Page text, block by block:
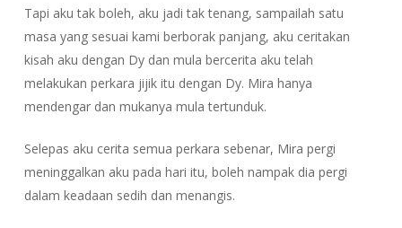
Tapi aku tak boleh, aku jadi tak tenang, sampailah satu
masa yang sesuai kami berborak panjang, aku ceritakan
kisah aku dengan Dy dan mula bercerita aku telah
melakukan perkara jijik itu dengan Dy. Mira hanya
mendengar dan mukanya mula tertunduk.
Selepas aku cerita semua perkara sebenar, Mira pergi
meninggalkan aku pada hari itu, boleh nampak dia pergi
dalam keadaan sedih dan menangis.